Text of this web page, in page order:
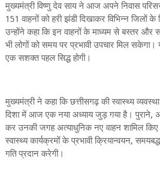
मुख्यमंत्री विष्णु देव साय ने आज अपने निवास
151 वाहनों को हरी झंडी दिखाकर विभिन्न जिलों
उन्होंने कहा कि इन वाहनों के माध्यम से बस्तर
भी लोगों को समय पर प्रभावी उपचार मिल
एक सशक्त पहल सिद्ध होगी।
मुख्यमंत्री ने कहा कि छत्तीसगढ़ की स्वास्थ्य
दिशा में आज एक नया अध्याय जुड़ गया है। पुराने,
कर उनकी जगह अत्याधुनिक नए वाहन शामिल किए
स्वास्थ्य कार्यक्रमों के प्रभावी क्रियान्वयन,
गति प्रदान करेगी।